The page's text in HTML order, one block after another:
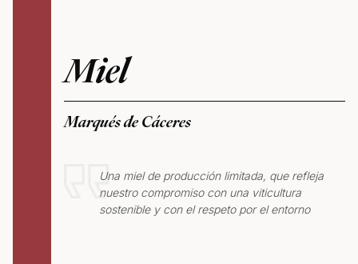
Miel
Marqués de Cáceres
Una miel de producción limitada, que refleja
nuestro compromiso con una viticultura
sostenible y con el respeto por el entorno